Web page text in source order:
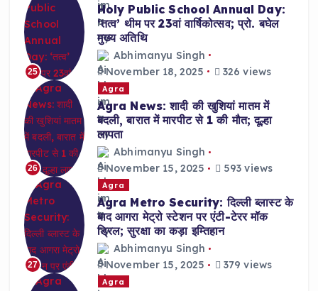
25
Holy Public School Annual Day:
‘तत्व’ थीम पर 23वां वार्षिकोत्सव; प्रो. बघेल
मुख्य अतिथि
Abhimanyu Singh
November 18, 2025
326 views
26
Agra
Agra News: शादी की खुशियां मातम में
बदली, बारात में मारपीट से 1 की मौत; दूल्हा
लापता
Abhimanyu Singh
November 15, 2025
593 views
27
Agra
Agra Metro Security: दिल्ली ब्लास्ट के
बाद आगरा मेट्रो स्टेशन पर एंटी-टेरर मॉक
ड्रिल; सुरक्षा का कड़ा इम्तिहान
Abhimanyu Singh
November 15, 2025
379 views
Agra